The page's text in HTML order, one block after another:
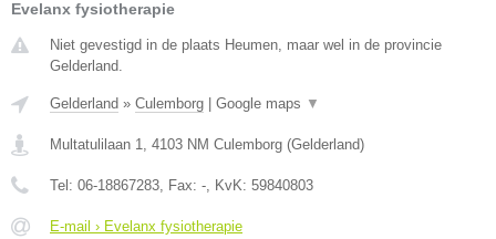
Evelanx fysiotherapie
Niet gevestigd in de plaats Heumen, maar wel in de provincie
Gelderland.
Gelderland » Culemborg Google maps ▼
Multatulilaan 1 4103 NM Culemborg (Gelderland)
Tel: 06-18867283 , Fax: - , KvK: 59840803
E-mail › Evelanx fysiotherapie